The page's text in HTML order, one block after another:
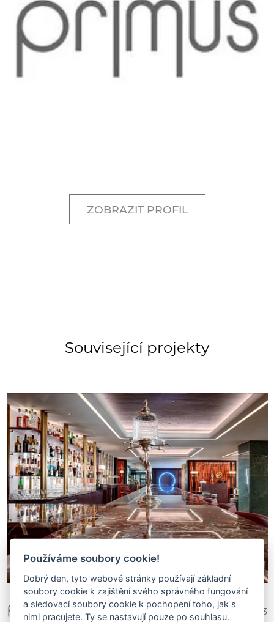
ZOBRAZIT PROFIL
Související projekty
Tomáš Prímus
351 073
Používáme soubory cookie!
Dobrý den, tyto webové stránky používají základní
soubory cookie k zajištění svého správného fungování
a sledovací soubory cookie k pochopení toho, jak s
nimi pracujete. Ty se nastavují pouze po souhlasu.